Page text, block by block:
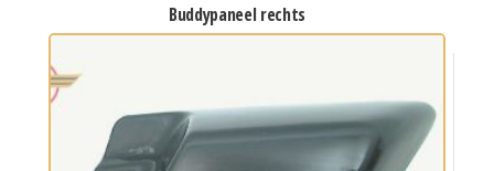
buddypaneel rechts